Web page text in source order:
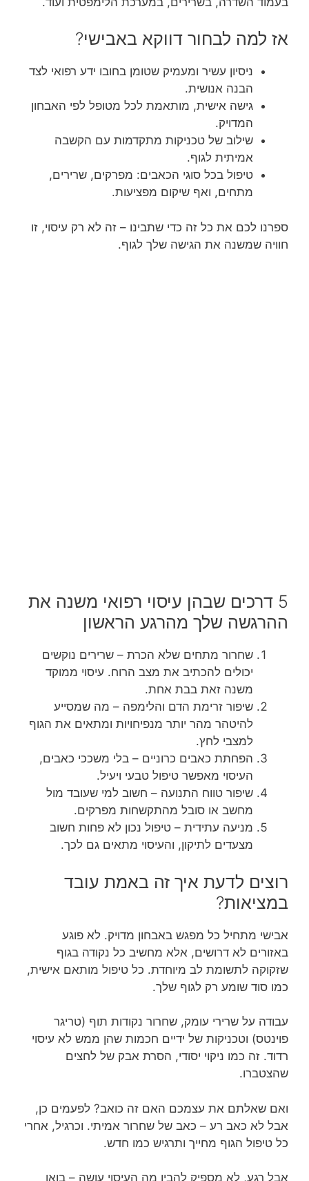
אז למה לבחור דווקא באבישי?
ניסיון עשיר ומעמיק שטומן בחובו ידע רפואי לצד
הבנה אנושית.
גישה אישית, מותאמת לכל מטופל לפי האבחון
המדויק.
שילוב של טכניקות מתקדמות עם הקשבה
אמיתית לגוף.
טיפול בכל סוגי הכאבים: מפרקים, שרירים,
מתחים, ואף שיקום מפציעות.
ספרנו לכם את כל זה כדי שתבינו – זה לא רק עיסוי, זו
חוויה שמשנה את הגישה שלך לגוף.
5 דרכים שבהן עיסוי רפואי משנה את
ההרגשה שלך מהרגע הראשון
שחרור מתחים שלא הכרת – שרירים נוקשים
יכולים להכתיב את מצב הרוח. עיסוי ממוקד
משנה זאת בבת אחת.
שיפור זרימת הדם והלימפה – מה שמסייע
להיטהר מהר יותר מנפיחויות ומתאים את הגוף
למצבי לחץ.
הפחתת כאבים כרוניים – בלי משככי כאבים,
העיסוי מאפשר טיפול טבעי ויעיל.
שיפור טווח התנועה – חשוב למי שעובד מול
מחשב או סובל מהתקשחות מפרקים.
מניעה עתידית – טיפול נכון לא פחות חשוב
מצעדים לתיקון, והעיסוי מתאים גם לכך.
רוצים לדעת איך זה באמת עובד
במציאות?
אבישי מתחיל כל מפגש באבחון מדויק. לא פוגע
באזורים לא דרושים, אלא מחשיב כל נקודה בגוף
שזקוקה לתשומת לב מיוחדת. כל טיפול מותאם אישית,
כמו סוד שומע רק לגוף שלך.
עבודה על שרירי עומק, שחרור נקודות תוף (טריגר
פוינטס) וטכניקות של ידיים חכמות שהן ממש לא עיסוי
רדוד. זה כמו ניקוי יסודי, הסרת אבק של לחצים
שהצטברו.
ואם שאלתם את עצמכם האם זה כואב? לפעמים כן,
אבל לא כאב רע – כאב של שחרור אמיתי. וכרגיל, אחרי
כל טיפול הגוף מחייך ותרגיש כמו חדש.
אבל רגע, לא מספיק להבין מה העיסוי עושה – בואו